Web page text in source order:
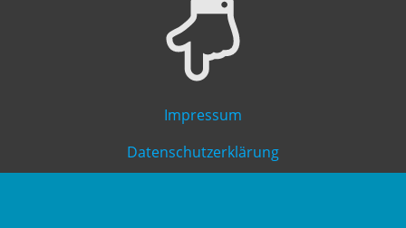
Impressum
Datenschutzerklärung